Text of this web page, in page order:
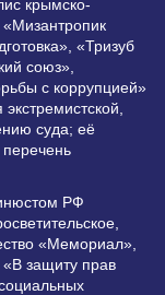
крымско-
«Тризуб
союз»,
с коррупцией»
суда; её
РФ
«Мемориал»,
защиту прав